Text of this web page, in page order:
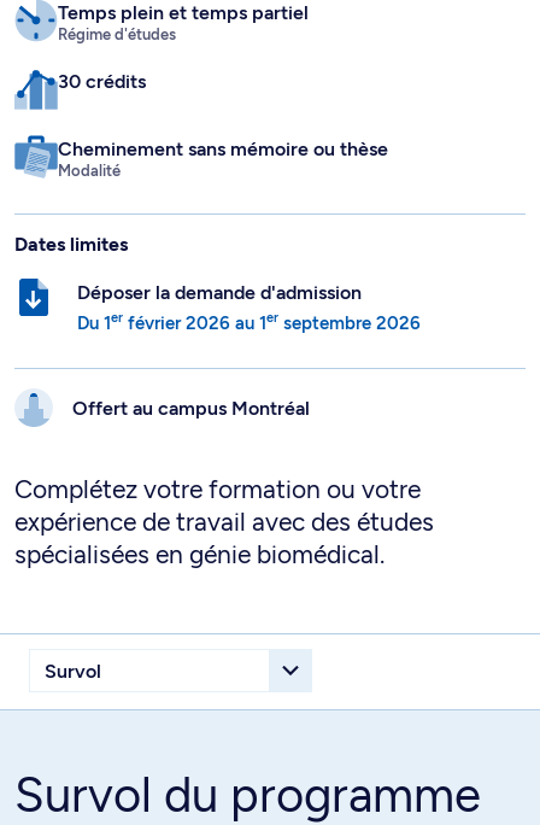
Temps plein et temps partiel
Régime d'études
30 crédits
Cheminement sans mémoire ou thèse
Modalité
Dates limites
Déposer la demande d'admission
Du 1er février 2026 au 1er septembre 2026
Offert au campus Montréal
Complétez votre formation ou votre
expérience de travail avec des études
spécialisées en génie biomédical.
Survol du programme